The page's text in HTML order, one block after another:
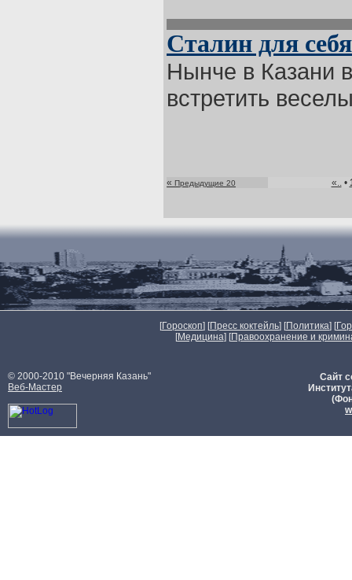
Сталин для себя
Нынче в Казани
встретить
« Предыдущие 20 «..•
[Гороскоп] [Пресс коктейль] [Политика] [
[Медицина] [Правоохранение и
© 2000-2010 "Вечерняя Казань"
Веб-Мастер
Сайт